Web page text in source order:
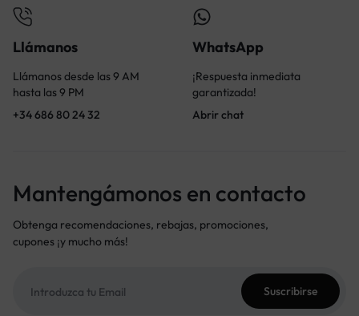
Llámanos
Llámanos desde las 9 AM
hasta las 9 PM
+34 686 80 24 32
WhatsApp
¡Respuesta inmediata
garantizada!
Abrir chat
Mantengámonos en contacto
Obtenga recomendaciones, rebajas, promociones,
cupones ¡y mucho más!